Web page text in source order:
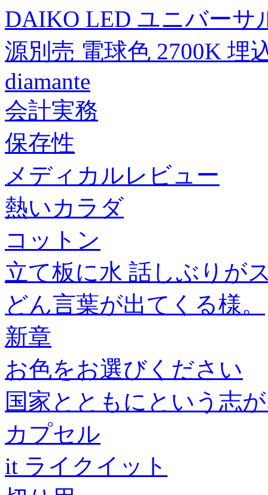
DAIKO LED ユニバーサ
源別売 電球色 2700K 埋
diamante
会計実務
保存性
メディカルレビュー
熱いカラダ
コットン
立て板に水 話しぶりが
どん言葉が出てくる様。
新章
お色をお選びください
国家とともにという志
カプセル
it ライクイット